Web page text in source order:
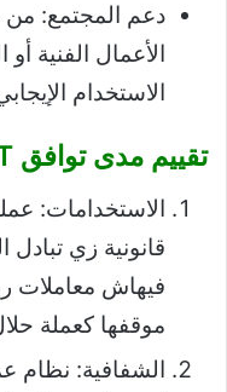
دعم المجتمع:
الأعمال الفنية
الاستخدام
تقييم مدى توافق BTT مع الشريعة الإسلامية:
قانونية زي تبادل
فيهاش معاملات
موقفها كعملة